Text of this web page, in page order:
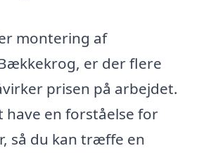
montering af
er der flere
prisen på arbejdet.
have en forståelse for
så du kan træffe en